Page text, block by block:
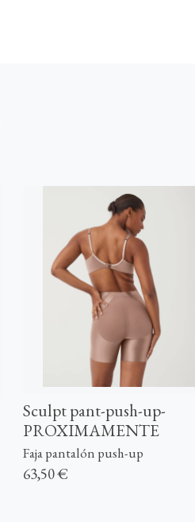
Sculpt pant-push-up-
PROXIMAMENTE
Faja pantalón push-up
63,50 €